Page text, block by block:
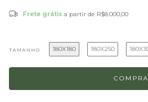
Frete grátis a partir de R$8.000,00
TAMANHO 180X180 180X250